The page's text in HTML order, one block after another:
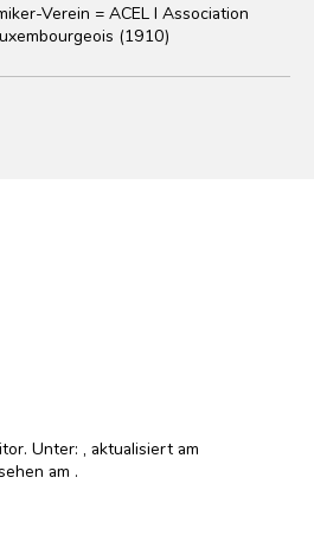
Verein = ACEL I Association
(1910)
Unter: , aktualisiert am
am .